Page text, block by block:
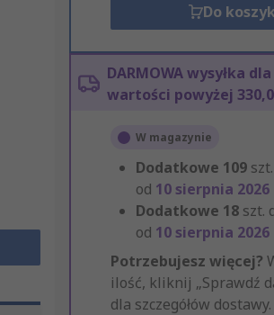
Do
DARMOWA wysyłka
wartości powyżej
W magazynie
Dodatkowe 109
od 10 sierpnia 2026
Dodatkowe 18 szt.
od 10 sierpnia 2026
Potrzebujesz więcej?
ilość, kliknij „Sprawdź
dla szczegółów dostawy.